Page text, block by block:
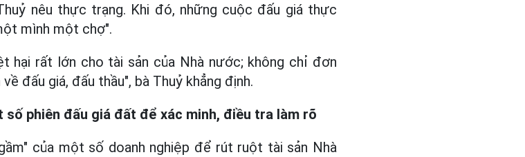
nêu thực trạng. Khi đó, những cuộc đấu giá thực
mình một chợ".
hại rất lớn cho tài sản của Nhà nước; không chỉ đơn
đấu giá, đấu thầu", bà Thuỷ khẳng định.
số phiên đấu giá đất để xác minh, điều tra làm rõ
của một số doanh nghiệp để rút ruột tài sản Nhà